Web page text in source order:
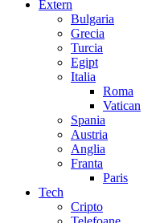
Extern
Bulgaria
Grecia
Turcia
Egipt
Italia
Roma
Vatican
Spania
Austria
Anglia
Franta
Paris
Tech
Cripto